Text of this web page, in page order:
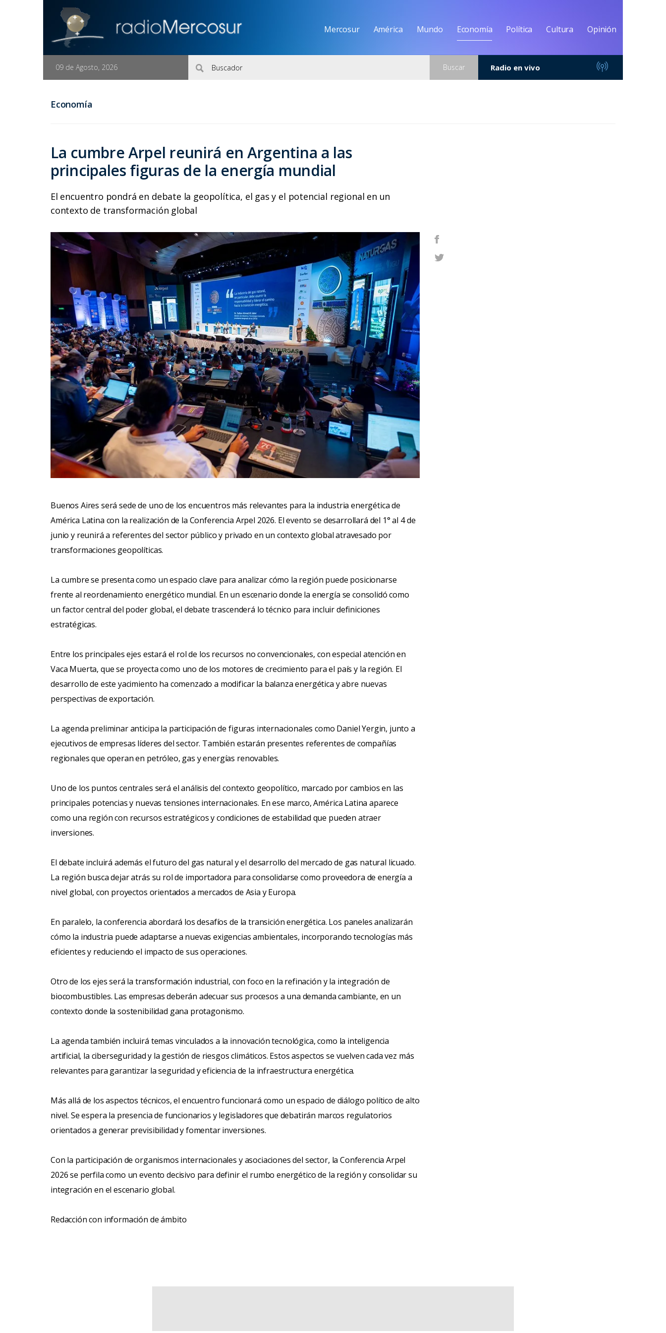
Mercosur América Mundo Economía Política Cultura Opinión
09 de Agosto, 2026 Buscar Radio en vivo
Economía
La cumbre Arpel reunirá en Argentina a las
principales figuras de la energía mundial
El encuentro pondrá en debate la geopolítica, el gas y el potencial regional en un
contexto de transformación global
Buenos Aires será sede de uno de los encuentros más relevantes para la industria energética de
América Latina con la realización de la Conferencia Arpel 2026. El evento se desarrollará del 1° al 4 de
junio y reunirá a referentes del sector público y privado en un contexto global atravesado por
transformaciones geopolíticas.
La cumbre se presenta como un espacio clave para analizar cómo la región puede posicionarse
frente al reordenamiento energético mundial. En un escenario donde la energía se consolidó como
un factor central del poder global, el debate trascenderá lo técnico para incluir definiciones
estratégicas.
Entre los principales ejes estará el rol de los recursos no convencionales, con especial atención en
Vaca Muerta, que se proyecta como uno de los motores de crecimiento para el país y la región. El
desarrollo de este yacimiento ha comenzado a modificar la balanza energética y abre nuevas
perspectivas de exportación.
La agenda preliminar anticipa la participación de figuras internacionales como Daniel Yergin, junto a
ejecutivos de empresas líderes del sector. También estarán presentes referentes de compañías
regionales que operan en petróleo, gas y energías renovables.
Uno de los puntos centrales será el análisis del contexto geopolítico, marcado por cambios en las
principales potencias y nuevas tensiones internacionales. En ese marco, América Latina aparece
como una región con recursos estratégicos y condiciones de estabilidad que pueden atraer
inversiones.
El debate incluirá además el futuro del gas natural y el desarrollo del mercado de gas natural licuado.
La región busca dejar atrás su rol de importadora para consolidarse como proveedora de energía a
nivel global, con proyectos orientados a mercados de Asia y Europa.
En paralelo, la conferencia abordará los desafíos de la transición energética. Los paneles analizarán
cómo la industria puede adaptarse a nuevas exigencias ambientales, incorporando tecnologías más
eficientes y reduciendo el impacto de sus operaciones.
Otro de los ejes será la transformación industrial, con foco en la refinación y la integración de
biocombustibles. Las empresas deberán adecuar sus procesos a una demanda cambiante, en un
contexto donde la sostenibilidad gana protagonismo.
La agenda también incluirá temas vinculados a la innovación tecnológica, como la inteligencia
artificial, la ciberseguridad y la gestión de riesgos climáticos. Estos aspectos se vuelven cada vez más
relevantes para garantizar la seguridad y eficiencia de la infraestructura energética.
Más allá de los aspectos técnicos, el encuentro funcionará como un espacio de diálogo político de alto
nivel. Se espera la presencia de funcionarios y legisladores que debatirán marcos regulatorios
orientados a generar previsibilidad y fomentar inversiones.
Con la participación de organismos internacionales y asociaciones del sector, la Conferencia Arpel
2026 se perfila como un evento decisivo para definir el rumbo energético de la región y consolidar su
integración en el escenario global.
Redacción con información de ámbito